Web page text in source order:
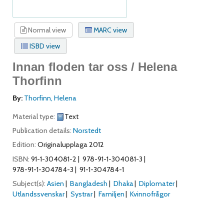
Normal view
MARC view
ISBD view
Innan floden tar oss / Helena
Thorfinn
By: Thorfinn, Helena
Material type:
Text
Publication details: Norstedt
Edition: Originalupplaga 2012
ISBN: 91-1-304081-2
978-91-1-304081-3
978-91-1-304784-3
91-1-304784-1
Subject(s): Asien Bangladesh Dhaka
Diplomater
Utlandssvenskar
Systrar Familjen
Kvinnofrågor